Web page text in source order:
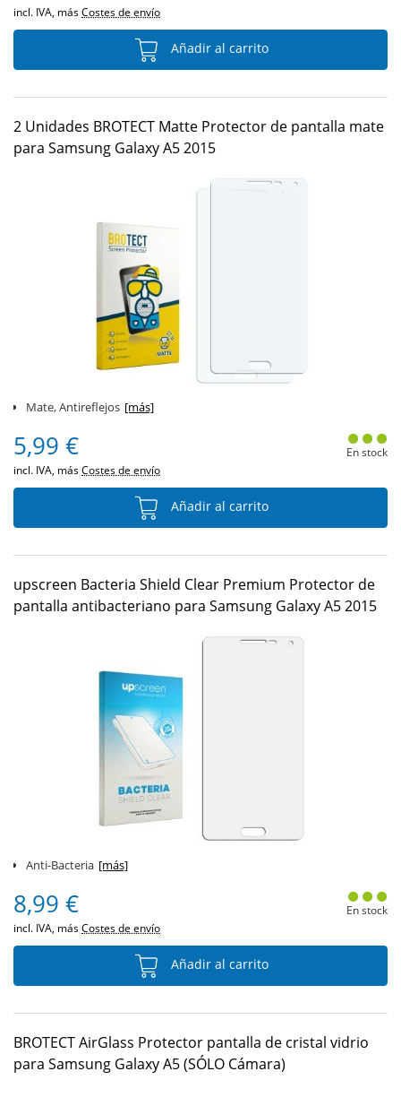
incl. IVA, másCostes de envío
Añadir al carrito
2 Unidades BROTECT Matte Protector de pantalla mate
para Samsung Galaxy A5 2015
Mate, Antireflejos [más]
5,99 €
incl. IVA, másCostes de envío
En stock
Añadir al carrito
upscreen Bacteria Shield Clear Premium Protector de
pantalla antibacteriano para Samsung Galaxy A5 2015
Anti-Bacteria [más]
8,99 €
incl. IVA, másCostes de envío
En stock
Añadir al carrito
BROTECT AirGlass Protector pantalla de cristal vidrio
para Samsung Galaxy A5 (SÓLO Cámara)